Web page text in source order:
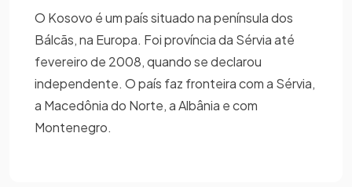
O Kosovo é um país situado na península dos
Bálcãs, na Europa. Foi província da Sérvia até
fevereiro de 2008, quando se declarou
independente. O país faz fronteira com a Sérvia,
a Macedônia do Norte, a Albânia e com
Montenegro.